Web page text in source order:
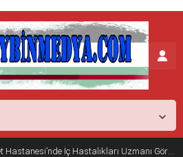
Nusaybin Devlet Hastanesi’nde İç Hastalıkları Uzmanı Göreve Başladı